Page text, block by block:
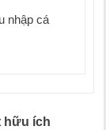
nhập cá
hữu ích